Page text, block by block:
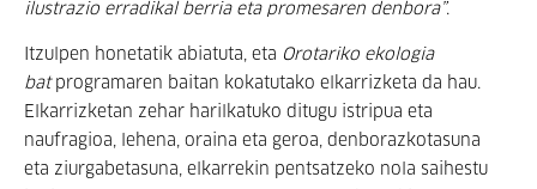
ilustrazio erradikal berria eta promesaren denbora”.
Itzulpen honetatik abiatuta, eta Orotariko ekologia
batprogramaren baitan kokatutako elkarrizketa da hau.
Elkarrizketan zehar harilkatuko ditugu istripua eta
naufragioa, lehena, oraina eta geroa, denborazkotasuna
eta ziurgabetasuna, elkarrekin pentsatzeko nola saihestu